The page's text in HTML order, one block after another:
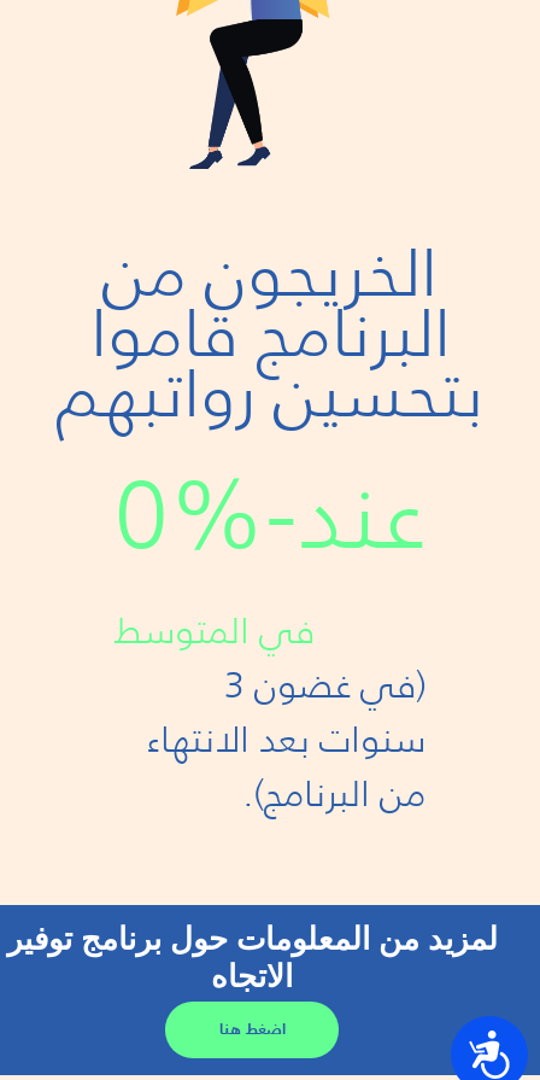
נגישות
0%
في المتوسط
(في غضون 3
سنوات بعد الانتهاء
من البرنامج).
الخريجون من
البرنامج قاموا
بتحسين رواتبهم
لمزيد من المعلومات حول برنامج توفير
الاتجاه
اضغط هنا